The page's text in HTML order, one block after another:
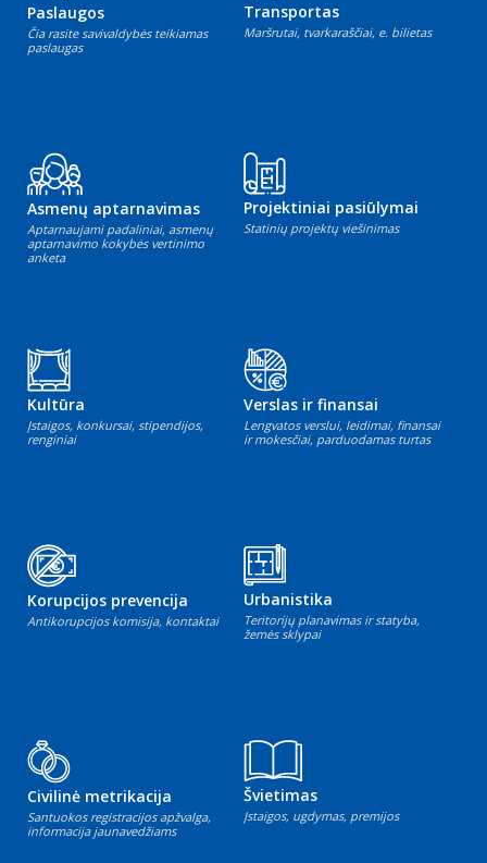
Paslaugos
Čia rasite savivaldybės teikiamas
paslaugas
Transportas
Maršrutai, tvarkaraščiai, e. bilietas
Asmenų aptarnavimas
Aptarnaujami padaliniai, asmenų
aptarnavimo kokybės vertinimo
anketa
Projektiniai pasiūlymai
Statinių projektų viešinimas
Kultūra
Įstaigos, konkursai, stipendijos,
renginiai
Verslas ir finansai
Lengvatos verslui, leidimai, finansai
ir mokesčiai, parduodamas turtas
Korupcijos prevencija
Antikorupcijos komisija, kontaktai
Urbanistika
Teritorijų planavimas ir statyba,
žemės sklypai
Civilinė metrikacija
Santuokos registracijos apžvalga,
informacija jaunavedžiams
Švietimas
Įstaigos, ugdymas, premijos